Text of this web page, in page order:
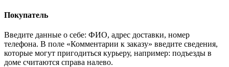
Покупатель
Введите данные о себе: ФИО, адрес доставки, номер
телефона. В поле «Комментарии к заказу» введите сведения,
которые могут пригодиться курьеру, например: подъезды в
доме считаются справа налево.